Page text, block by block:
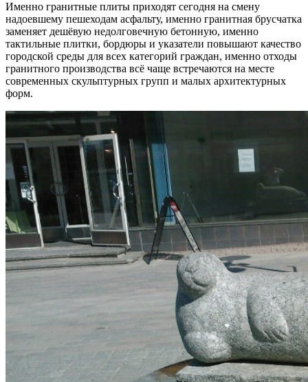
Именно гранитные плиты приходят сегодня на смену
надоевшему пешеходам асфальту, именно гранитная брусчатка
заменяет дешёвую недолговечную бетонную, именно
тактильные плитки, бордюры и указатели повышают качество
городской среды для всех категорий граждан, именно отходы
гранитного производства всё чаще встречаются на месте
современных скульптурных групп и малых архитектурных
форм.